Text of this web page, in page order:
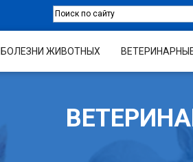
БОЛЕЗНИ ЖИВОТНЫХ